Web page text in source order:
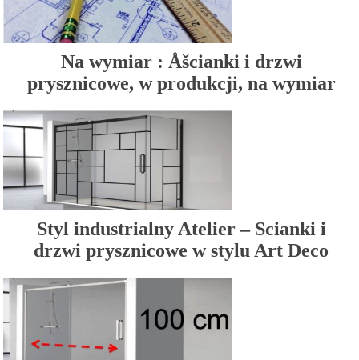
Na wymiar : Åšcianki i drzwi
prysznicowe, w produkcji, na wymiar
Styl industrialny Atelier – Scianki i
drzwi prysznicowe w stylu Art Deco